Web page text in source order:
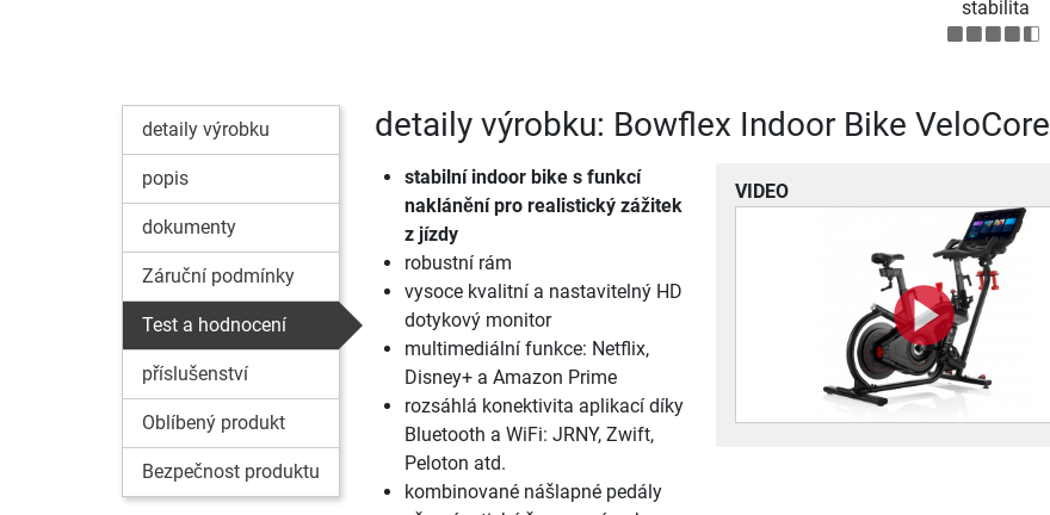
stabilita
detaily výrobku
popis
dokumenty
Záruční podmínky
Test a hodnocení
příslušenství
Oblíbený produkt
Bezpečnost produktu
detaily výrobku: Bowflex Indoor Bike VeloCore
VIDEO
stabilní indoor bike s funkcí
naklánění pro realistický zážitek
z jízdy
robustní rám
vysoce kvalitní a nastavitelný HD
dotykový monitor
multimediální funkce: Netflix,
Disney+ a Amazon Prime
rozsáhlá konektivita aplikací díky
Bluetooth a WiFi: JRNY, Zwift,
Peloton atd.
kombinované nášlapné pedály